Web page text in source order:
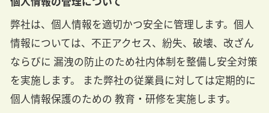
弊社は、個人情報を適切かつ安全に管理します。個人
情報については、不正アクセス、紛失、破壊、改ざん
ならびに 漏洩の防止のため社内体制を整備し安全対策
を実施します。 また弊社の従業員に対しては定期的に
個人情報保護のための 教育・研修を実施します。